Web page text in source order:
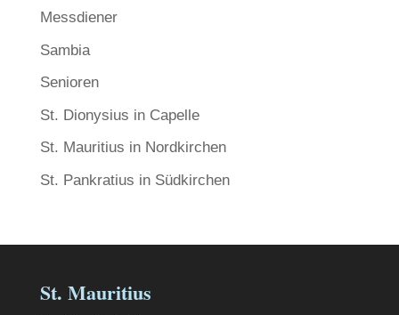
Messdiener
Sambia
Senioren
St. Dionysius in Capelle
St. Mauritius in Nordkirchen
St. Pankratius in Südkirchen
St. Mauritius